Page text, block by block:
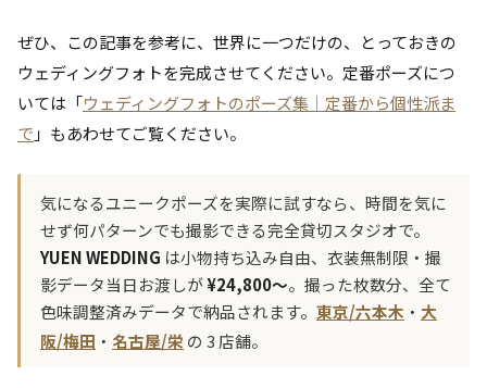
ぜひ、この記事を参考に、世界に一つだけの、とっておきの
ウェディングフォトを完成させてください。定番ポーズにつ
いては「ウェディングフォトのポーズ集｜定番から個性派ま
で 」もあわせてご覧ください。
気になるユニークポーズを実際に試すなら、時間を気に
せず何パターンでも撮影できる完全貸切スタジオで。
YUEN WEDDING は小物持ち込み自由、衣装無制限・撮
影データ当日お渡しが¥24,800〜。撮った枚数分、全て
色味調整済みデータで納品されます。 東京/六本木 ・ 大
阪/梅田 ・ 名古屋/栄 の 3 店舗。